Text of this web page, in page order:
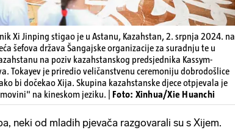
Xi Jinping stigao je u Astanu, Kazahstan, 2. srpnja 2024. na
šefova država Šangajske organizacije za suradnju te u
na poziv kazahstanskog predsjednika Kassym-
Tokayev je priredio veličanstvenu ceremoniju dobrodošlice
bi dočekao Xija. Skupina kazahstanske djece otpjevala je
na kineskom jeziku. | Foto: Xinhua/Xie Huanchi
neki od mladih pjevača razgovarali su s Xijem.